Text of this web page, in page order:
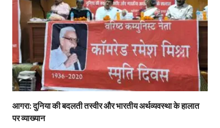
आगरा: दुनिया की बदलती तस्वीर और भारतीय अर्थव्यवस्था के हालात
पर व्याख्यान